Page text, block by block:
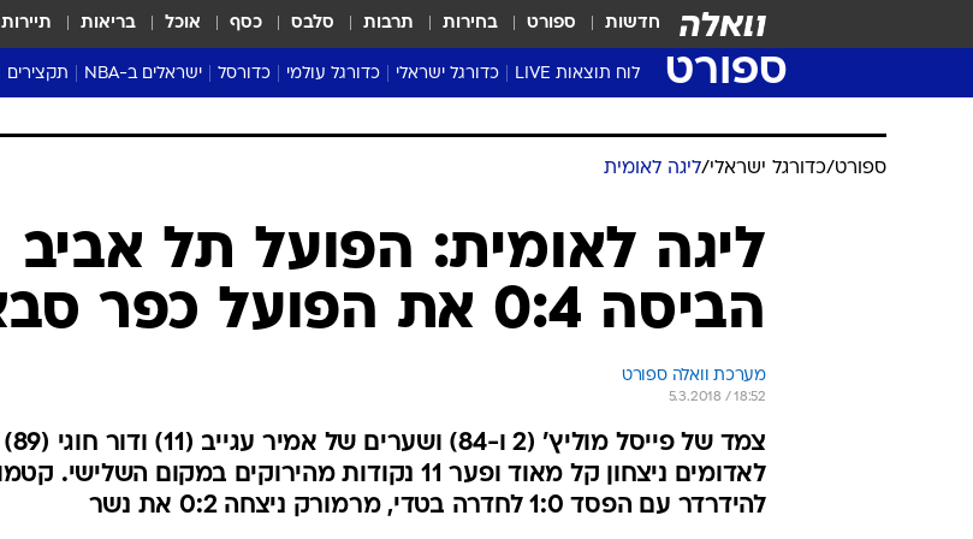
חדשות ספורט בחירות תרבות סלבס כסף אוכל בריאות תיירות
ספורט לוח תוצאות LIVE כדורגל ישראלי
שגרירים
נבחרות ישראל
ליגה לאומית
כדורגל עולמי
ליגה צרפתית
ליגת האלופות
הליגה האירופית
כדורסל
ליגה לאומית
נבחרות ישראל בכדורסל
כדורסל נשים
ישראלים ב-NBA תקצירים
ליגה לאומית: הפועל תל אביב